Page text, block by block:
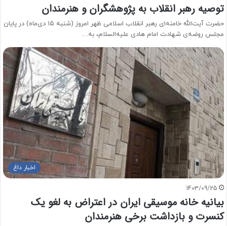
توصیه رهبر انقلاب به پژوهشگران و هنرمندان
حضرت آیت‌الله خامنه‌ای رهبر انقلاب اسلامی ظهر امروز (شنبه ۱۵ دی‌ماه) در پایان
مجلس روضه‌ی شهادت امام هادی علیه‌السلام، به…
اخبار داغ
1403/09/25
بیانیه خانه موسیقی ایران در اعتراض به لغو یک
کنسرت و بازداشت برخی هنرمندان